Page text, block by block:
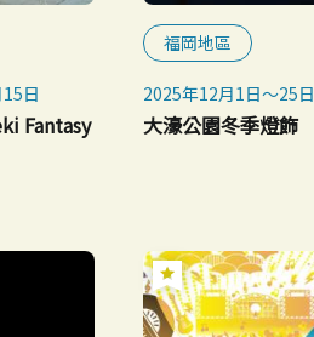
日
Fantasy
福岡地區
2025年12月1日～25日
大濠公園冬季燈飾